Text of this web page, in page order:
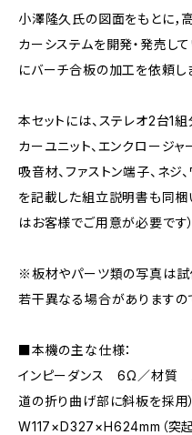
小澤隆久氏の図面をもとに，
カーシステムを開発・発売し
にバーチ合板の加工を依頼し
本セットには、ステレオ2台1
カーユニット、エンクロージャ
吸音材、ファストン端子、ネジ
を記載した組立説明書も同梱
はお客様でご用意が必要です）
※板材やパーツ類の写真は試
若干異なる場合がありますの
■本機の主な仕様：
インピーダンス 6Ω／材質
道の折り曲げ部に斜板を採
W117×D327×H624mm（突